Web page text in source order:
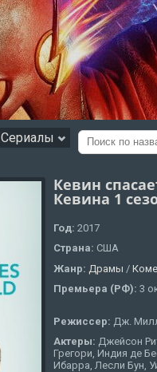
Сериалы
Кевин
Кевина 1
Год: 2017
Страна: США
Жанр: Драмы /
Премьера (РФ): 3
Режиссер: Дж.
Актеры: Джейсон
Грегори, Индия де
Ибарра, Лесли Бун,